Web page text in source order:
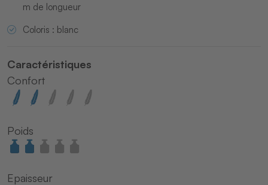
m de longueur
Coloris : blanc
Caractéristiques
Confort
Poids
Epaisseur